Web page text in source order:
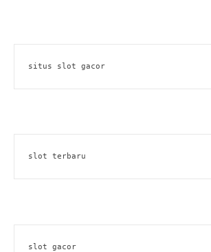
situs slot gacor
slot terbaru
slot gacor